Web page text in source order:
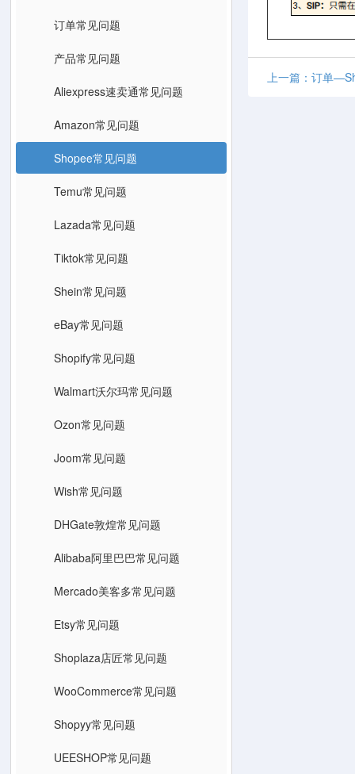
订单常见问题
产品常见问题
Aliexpress速卖通常见问题
Amazon常见问题
Shopee常见问题
Temu常见问题
Lazada常见问题
Tiktok常见问题
Shein常见问题
eBay常见问题
Shopify常见问题
Walmart沃尔玛常见问题
Ozon常见问题
Joom常见问题
Wish常见问题
DHGate敦煌常见问题
Alibaba阿里巴巴常见问题
Mercado美客多常见问题
Etsy常见问题
Shoplaza店匠常见问题
WooCommerce常见问题
Shopyy常见问题
UEESHOP常见问题
上一篇：订单